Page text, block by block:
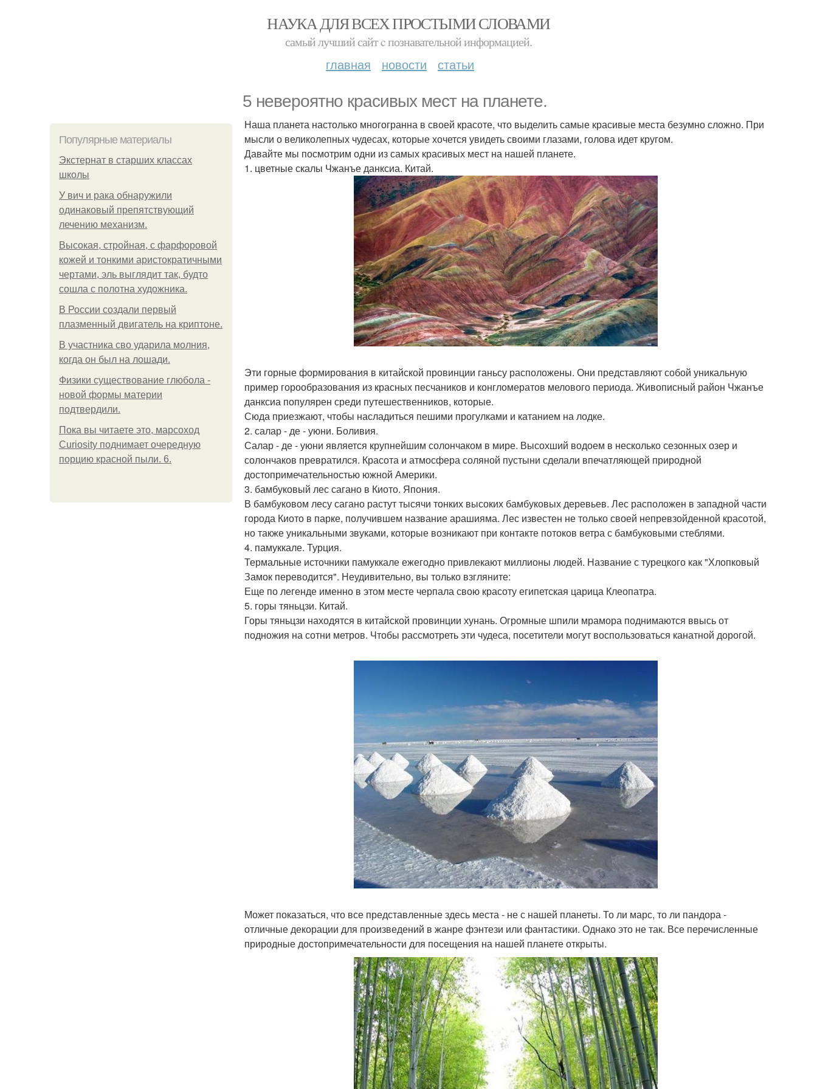
НАУКА ДЛЯ ВСЕХ ПРОСТЫМИ СЛОВАМИ
самый лучший сайт c познавательной информацией.
главная новости статьи
5 невероятно красивых мест на планете.
Популярные материалы
Экстернат в старших классах
школы
У вич и рака обнаружили
одинаковый препятствующий
лечению механизм.
Высокая, стройная, с фарфоровой
кожей и тонкими аристократичными
чертами, эль выглядит так, будто
сошла с полотна художника.
В России создали первый
плазменный двигатель на криптоне.
В участника сво ударила молния,
когда он был на лошади.
Физики существование глюбола -
новой формы материи
подтвердили.
Пока вы читаете это, марсоход
Curiosity поднимает очередную
порцию красной пыли. 6.
Наша планета настолько многогранна в своей красоте, что выделить самые красивые места безумно сложно. При
мысли о великолепных чудесах, которые хочется увидеть своими глазами, голова идет кругом.
Давайте мы посмотрим одни из самых красивых мест на нашей планете.
1. цветные скалы Чжанъе данксиа. Китай.
Эти горные формирования в китайской провинции ганьсу расположены. Они представляют собой уникальную
пример горообразования из красных песчаников и конгломератов мелового периода. Живописный район Чжанъе
данксиа популярен среди путешественников, которые.
Сюда приезжают, чтобы насладиться пешими прогулками и катанием на лодке.
2. салар - де - уюни. Боливия.
Салар - де - уюни является крупнейшим солончаком в мире. Высохший водоем в несколько сезонных озер и
солончаков превратился. Красота и атмосфера соляной пустыни сделали впечатляющей природной
достопримечательностью южной Америки.
3. бамбуковый лес сагано в Киото. Япония.
В бамбуковом лесу сагано растут тысячи тонких высоких бамбуковых деревьев. Лес расположен в западной части
города Киото в парке, получившем название арашияма. Лес известен не только своей непревзойденной красотой,
но также уникальными звуками, которые возникают при контакте потоков ветра с бамбуковыми стеблями.
4. памуккале. Турция.
Термальные источники памуккале ежегодно привлекают миллионы людей. Название с турецкого как "Хлопковый
Замок переводится". Неудивительно, вы только взгляните:
Еще по легенде именно в этом месте черпала свою красоту египетская царица Клеопатра.
5. горы тяньцзи. Китай.
Горы тяньцзи находятся в китайской провинции хунань. Огромные шпили мрамора поднимаются ввысь от
подножия на сотни метров. Чтобы рассмотреть эти чудеса, посетители могут воспользоваться канатной дорогой.
Может показаться, что все представленные здесь места - не с нашей планеты. То ли марс, то ли пандора -
отличные декорации для произведений в жанре фэнтези или фантастики. Однако это не так. Все перечисленные
природные достопримечательности для посещения на нашей планете открыты.